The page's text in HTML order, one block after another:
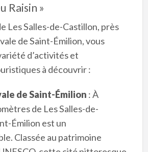
Raisin »
Les Salles-de-Castillon, près
de Saint-Émilion, vous
d’activités et
à découvrir :
de Saint-Émilion : À
de Les Salles-de-
Émilion est un
Classée au patrimoine